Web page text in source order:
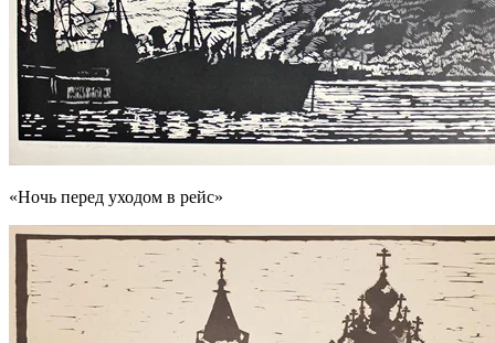
«Ночь перед уходом в рейс»